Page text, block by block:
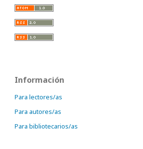
Información
Para lectores/as
Para autores/as
Para bibliotecarios/as